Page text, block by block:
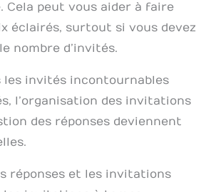
Cela peut vous aider à faire
éclairés, surtout si vous devez
nombre d’invités.
les invités incontournables
l’organisation des invitations
des réponses deviennent
réponses et les invitations